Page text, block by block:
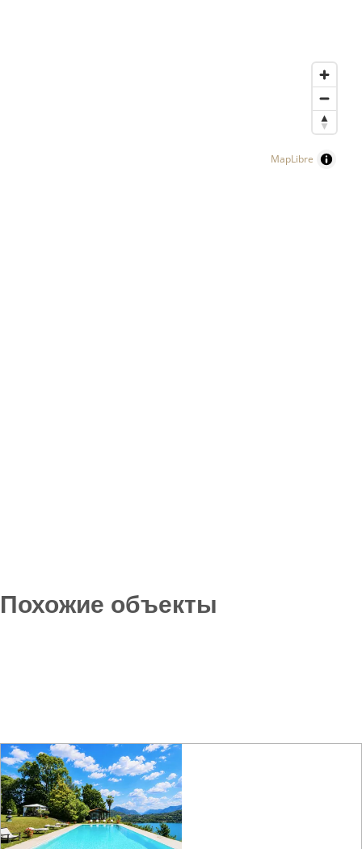
MapLibre
Похожие объекты